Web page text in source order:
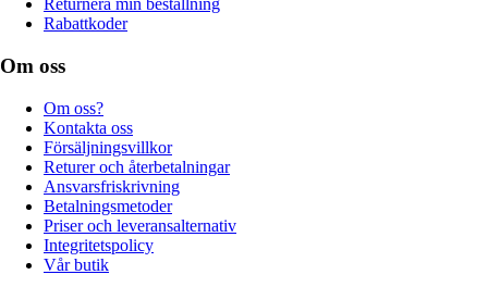
Returnera min beställning
Rabattkoder
Om oss
Om oss?
Kontakta oss
Försäljningsvillkor
Returer och återbetalningar
Ansvarsfriskrivning
Betalningsmetoder
Priser och leveransalternativ
Integritetspolicy
Vår butik